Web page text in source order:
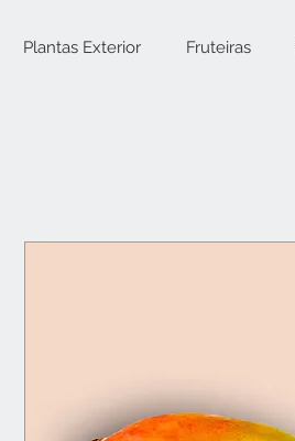
Plantas Exterior Fruteiras